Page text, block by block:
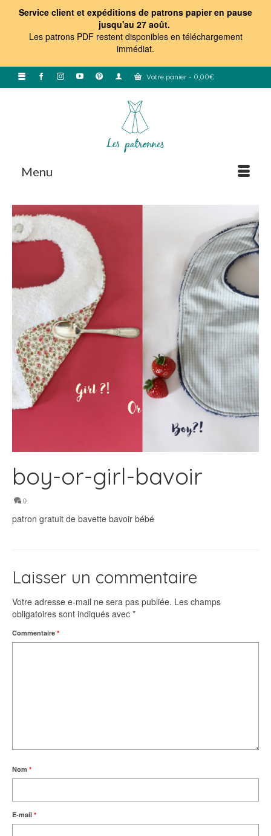
Service client et expéditions de patrons papier en pause
jusqu'au 27 août.
Les patrons PDF restent disponibles en téléchargement
immédiat.
Votre panier - 0,00€
Menu
boy-or-girl-bavoir
0
patron gratuit de bavette bavoir bébé
Laisser un commentaire
Votre adresse e-mail ne sera pas publiée. Les champs
obligatoires sont indiqués avec *
Commentaire *
Nom *
E-mail *